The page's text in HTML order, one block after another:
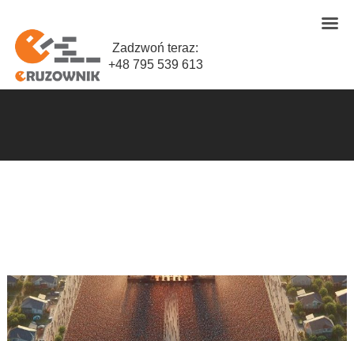
Zadzwoń teraz:
+48 795 539 613